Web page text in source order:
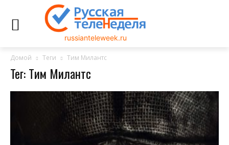
russianteleweek.ru
Домой Теги Тим Милантс
Тег: Тим Милантс